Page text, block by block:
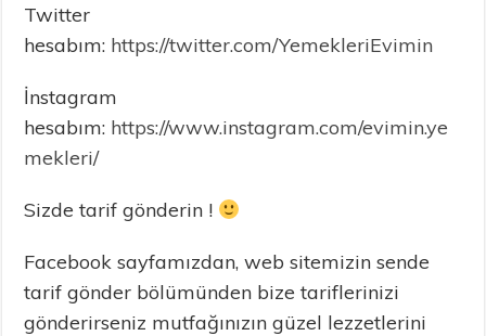
Twitter
hesabım: https://twitter.com/YemekleriEvimin
İnstagram
hesabım: https://www.instagram.com/evimin.ye
mekleri/
Sizde tarif gönderin !
Facebook sayfamızdan, web sitemizin sende
tarif gönder bölümünden bize tariflerinizi
gönderirseniz mutfağınızın güzel lezzetlerini